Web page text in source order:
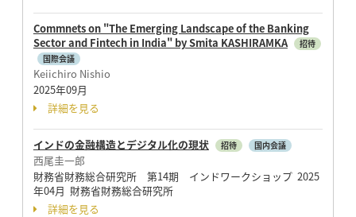
Commnets on "The Emerging Landscape of the Banking
Sector and Fintech in India" by Smita KASHIRAMKA
招待
国際会議
Keiichiro Nishio
2025年09月
詳細を見る
インドの金融構造とデジタル化の現状 招待 国内会議
西尾圭一郎
財務省財務総合研究所 第14期 インドワークショップ 2025
年04月 財務省財務総合研究所
詳細を見る